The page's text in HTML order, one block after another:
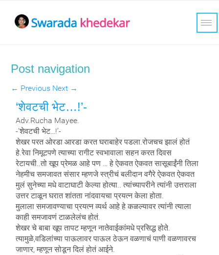
Post navigation
← Previous Next →
‘शेवटची भेट…!’-
Adv.Rucha Mayee.
-‘शेवटची भेट…!’-
शेखर परत ओरडा आरडा करत घराबाहेर पडला.रोजचच झालं होतं
हे.रेवा निमूटपणे त्याच्या रागीट स्वभावाला सहन करत दिवस
रेटायची..तो खूप प्रेमळ आहे पण … हे ऐकवत ऐकवत सासूबाईंनी तिला
नेहमीच समजावत संसार म्हणजे स्त्रीचं बलीदान वगैरे ऐकवत ऐकवत
मुलं सुनेच्या मधे वाटाघाटी केल्या होत्या.. त्यांच्यापरीने त्यांनी उत्तराला
उत्तर टाळून घरात शांतता नांदवायचा प्रयत्न केला होता.
मुलाला समजावण्याचा प्रयत्न व्यर्थ आहे हे कळल्यावर त्यांनी त्याला
काही समजावणं टाळलेलंच होतं.
शेखर चे बाबा खूप तापट म्हणून नातेवाईकांमधे प्रसिद्ध होते.
त्यामुळे,वडिलांच्या पाऊलावर पाऊल ठेऊन वळणाचं पाणी वळणावरच
जाणार, म्हणून सोडून दिलं होतं आईने.